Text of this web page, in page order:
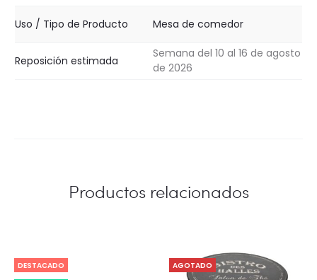
Uso / Tipo de Producto Mesa de comedor
Reposición estimada
Semana del 10 al 16 de agosto
de 2026
Productos relacionados
DESTACADO
AGOTADO